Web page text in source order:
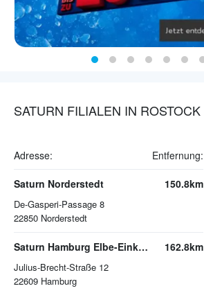
SATURN FILIALEN IN ROSTOCK
Adresse: Entfernung:
Saturn Norderstedt
De-Gasperi-Passage 8
22850 Norderstedt
150.8km
Saturn Hamburg Elbe-Einkaufszentrum
Julius-Brecht-Straße 12
22609 Hamburg
162.8km